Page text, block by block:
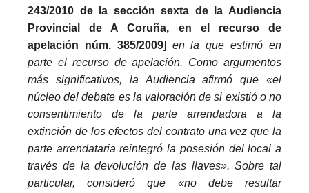
243/2010 de la sección sexta de la Audiencia
Provincial de A Coruña, en el recurso de
apelación núm. 385/2009]
en la que estimó en
parte el recurso de apelación. Como argumentos
más significativos, la Audiencia afirmó que «el
núcleo del debate es la valoración de si existió o no
consentimiento de la parte arrendadora a la
extinción de los efectos del contrato una vez que la
parte arrendataria reintegró la posesión del local a
través de la devolución de las llaves». Sobre tal
particular, consideró que «no debe resultar